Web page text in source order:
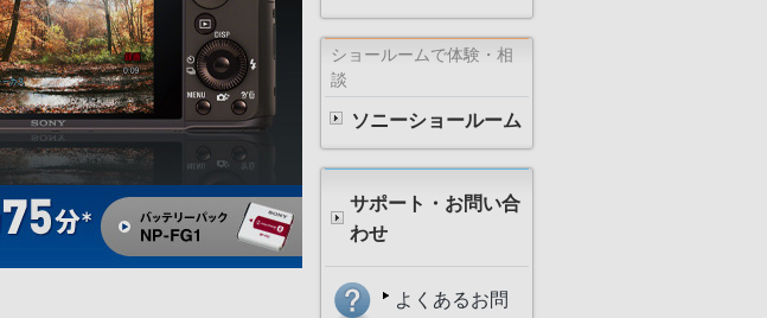
ショールームで体験・相
談
ソニーショールーム
サポート・お問い合
わせ
よくあるお問